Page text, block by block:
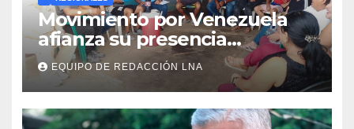
Movimiento por Venezuela
afianza su presencia
comunitaria en La Ponderosa
y otras comunidades de
Anzoátegui
EQUIPO DE REDACCIÓN LNA